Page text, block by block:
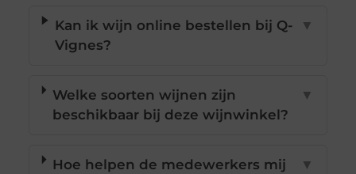
Kan ik wijn online bestellen bij Q-
Vignes?
▼
Welke soorten wijnen zijn
beschikbaar bij deze wijnwinkel?
▼
Hoe helpen de medewerkers mij
▼